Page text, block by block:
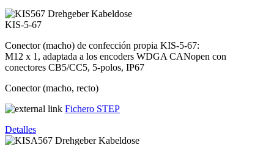
KIS-5-67
Conector (macho) de confección propia KIS-5-67:
M12 x 1, adaptada a los encoders WDGA CANopen con
conectores CB5/CC5, 5-polos, IP67
Conector (macho, recto)
Fichero STEP
Detalles